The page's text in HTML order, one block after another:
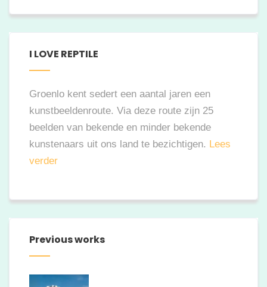
I LOVE REPTILE
Groenlo kent sedert een aantal jaren een
kunstbeeldenroute. Via deze route zijn 25
beelden van bekende en minder bekende
kunstenaars uit ons land te bezichtigen. Lees
verder
Previous works